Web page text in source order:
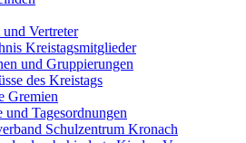
Vertreter
Kreistagsmitglieder
und Gruppierungen
des Kreistags
Gremien
und Tagesordnungen
Schulzentrum Kronach